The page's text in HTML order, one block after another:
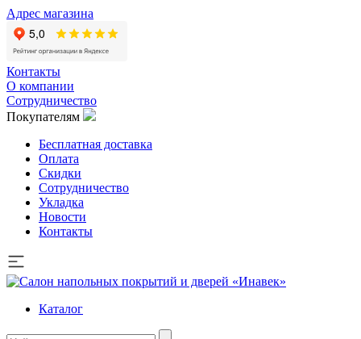
Адрес магазина
Контакты
О компании
Сотрудничество
Покупателям
Бесплатная доставка
Оплата
Скидки
Сотрудничество
Укладка
Новости
Контакты
Каталог